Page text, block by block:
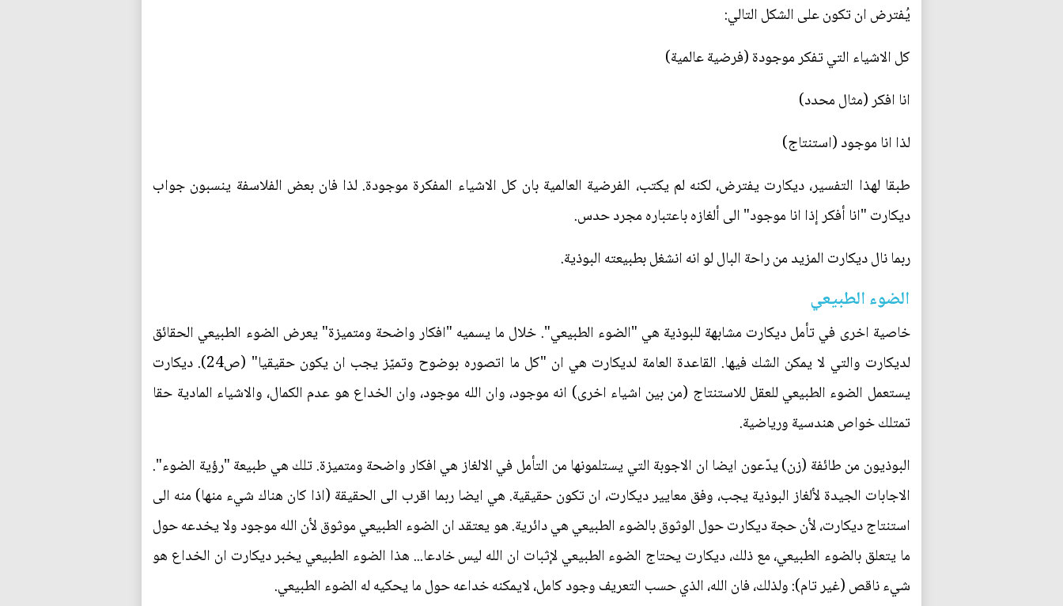
يُفترض ان تكون على الشكل التالي:
كل الاشياء التي تفكر موجودة (فرضية عالمية)
انا افكر (مثال محدد)
لذا انا موجود (استنتاج)
طبقا لهذا التفسير، ديكارت يفترض، لكنه لم يكتب، الفرضية العالمية بان كل الاشياء المفكرة موجودة. لذا فان بعض الفلاسفة ينسبون جواب
ديكارت "انا أفكر إذا انا موجود" الى ألغازه باعتباره مجرد حدس.
ربما نال ديكارت المزيد من راحة البال لو انه انشغل بطبيعته البوذية.
الضوء الطبيعي
خاصية اخرى في تأمل ديكارت مشابهة للبوذية هي "الضوء الطبيعي". خلال ما يسميه "افكار واضحة ومتميزة" يعرض الضوء الطبيعي الحقائق
لديكارت والتي لا يمكن الشك فيها. القاعدة العامة لديكارت هي ان "كل ما اتصوره بوضوح وتميّز يجب ان يكون حقيقيا" (ص24). ديكارت
يستعمل الضوء الطبيعي للعقل للاستنتاج (من بين اشياء اخرى) انه موجود، وان الله موجود، وان الخداع هو عدم الكمال، والاشياء المادية حقا
تمتلك خواص هندسية ورياضية.
البوذيون من طائفة (زن) يدّعون ايضا ان الاجوبة التي يستلمونها من التأمل في الالغاز هي افكار واضحة ومتميزة. تلك هي طبيعة "رؤية الضوء".
الاجابات الجيدة لألغاز البوذية يجب، وفق معايير ديكارت، ان تكون حقيقية. هي ايضا ربما اقرب الى الحقيقة (اذا كان هناك شيء منها) منه الى
استنتاج ديكارت، لأن حجة ديكارت حول الوثوق بالضوء الطبيعي هي دائرية. هو يعتقد ان الضوء الطبيعي موثوق لأن الله موجود ولا يخدعه حول
ما يتعلق بالضوء الطبيعي، مع ذلك، ديكارت يحتاج الضوء الطبيعي لإثبات ان الله ليس خادعا... هذا الضوء الطبيعي يخبر ديكارت ان الخداع هو
شيء ناقص (غير تام): ولذلك، فان الله، الذي حسب التعريف وجود كامل، لايمكنه خداعه حول ما يحكيه له الضوء الطبيعي.